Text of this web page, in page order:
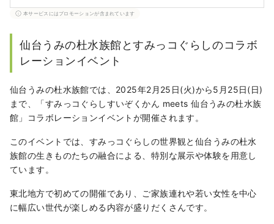
ターに転身。2012年に沖縄に移住し、子育て
に奮闘中です。現在は、沖縄の観光情報や結婚
本サービスにはプロモーションが含まれています
仙台うみの杜水族館とすみっコぐらしのコラボ
レーションイベント
仙台うみの杜水族館では、2025年2月25日(火)から5月25日(日)
まで、「すみっコぐらしすいぞくかん meets 仙台うみの杜水族
館」コラボレーションイベントが開催されます。
このイベントでは、すみっコぐらしの世界観と仙台うみの杜水
族館の生きものたちの融合による、特別な展示や体験を用意し
ています。
東北地方で初めての開催であり、ご家族連れや若い女性を中心
に幅広い世代が楽しめる内容が盛りだくさんです。